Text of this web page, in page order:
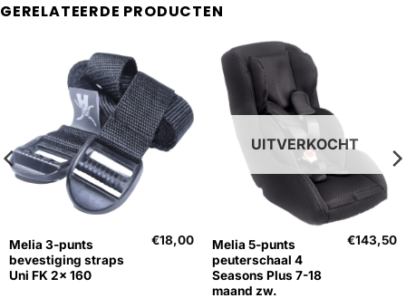
GERELATEERDE PRODUCTEN
Melia 3-punts
bevestiging straps
Uni FK 2x 160
€18,00
UITVERKOCHT
Melia 5-punts
peuterschaal 4
Seasons Plus 7-18
maand zw.
€143,50